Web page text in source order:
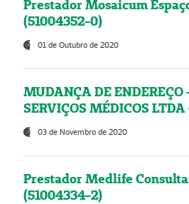
Prestador Mosaicum
(51004352-0)
01 de Outubro de 2020
MUDANÇA DE
SERVIÇOS MÉDICOS
03 de Novembro de 2020
Prestador Medlife
(51004334-2)